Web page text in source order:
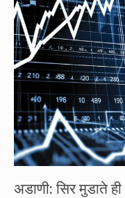
अडाणी: सिर मुडाते